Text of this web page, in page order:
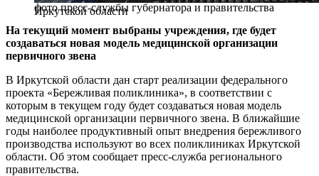
фото пресс-службы губернатора и правительства
Иркутской области
На текущий момент выбраны учреждения, где будет
создаваться новая модель медицинской организации
первичного звена
В Иркутской области дан старт реализации федерального
проекта «Бережливая поликлиника», в соответствии с
которым в текущем году будет создаваться новая модель
медицинской организации первичного звена. В ближайшие
годы наиболее продуктивный опыт внедрения бережливого
производства используют во всех поликлиниках Иркутской
области. Об этом сообщает пресс-служба регионального
правительства.